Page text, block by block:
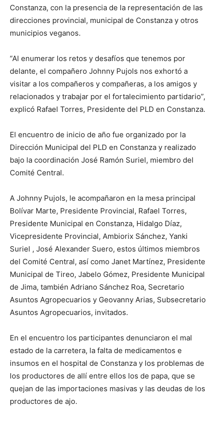
Constanza, con la presencia de la representación de las
direcciones provincial, municipal de Constanza y otros
municipios veganos.
“Al enumerar los retos y desafíos que tenemos por
delante, el compañero Johnny Pujols nos exhortó a
visitar a los compañeros y compañeras, a los amigos y
relacionados y trabajar por el fortalecimiento partidario”,
explicó Rafael Torres, Presidente del PLD en Constanza.
El encuentro de inicio de año fue organizado por la
Dirección Municipal del PLD en Constanza y realizado
bajo la coordinación José Ramón Suriel, miembro del
Comité Central.
A Johnny Pujols, le acompañaron en la mesa principal
Bolívar Marte, Presidente Provincial, Rafael Torres,
Presidente Municipal en Constanza, Hidalgo Díaz,
Vicepresidente Provincial, Ambiorix Sánchez, Yanki
Suriel , José Alexander Suero, estos últimos miembros
del Comité Central, así como Janet Martínez, Presidente
Municipal de Tireo, Jabelo Gómez, Presidente Municipal
de Jima, también Adriano Sánchez Roa, Secretario
Asuntos Agropecuarios y Geovanny Arias, Subsecretario
Asuntos Agropecuarios, invitados.
En el encuentro los participantes denunciaron el mal
estado de la carretera, la falta de medicamentos e
insumos en el hospital de Constanza y los problemas de
los productores de allí entre ellos los de papa, que se
quejan de las importaciones masivas y las deudas de los
productores de ajo.